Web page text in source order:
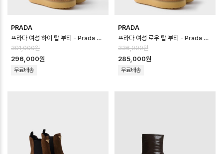
PRADA
프라다 여성 하이 탑 부티 - Prada Womens High-top Booties - p…
391,000원
296,000원
무료배송
PRADA
프라다 여성 로우 탑 부티 - Prada Womens Low-top Booties - pr…
336,000원
285,000원
무료배송